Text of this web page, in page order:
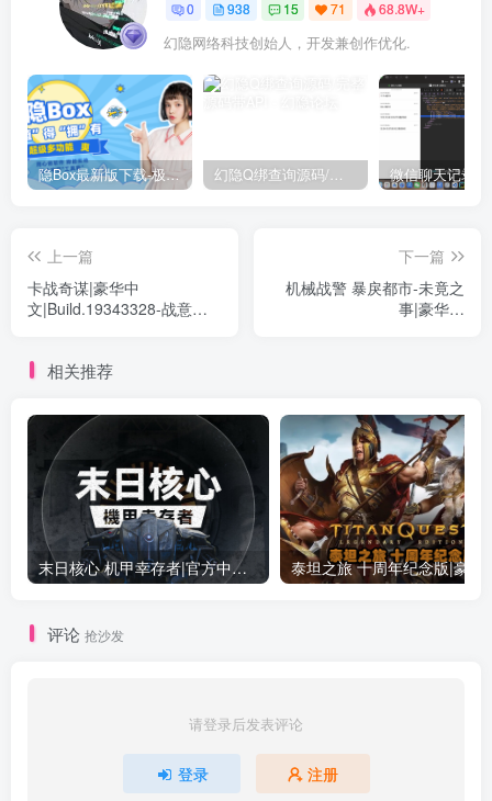
0 938 15 71 68.8W+
幻隐网络科技创始人，开发兼创作优化.
隐Box最新版下载-极致模式
上一篇
卡战奇谋|豪华中
文|Build.19343328-战意燃
下一篇
机械战警 暴戾都市-未竟之
事|豪华中
相关推荐
末日核心 机甲幸存者|官方中文|Build.19601158|解压即撸|
评论 抢沙发
请登录后发表评论
登录 注册